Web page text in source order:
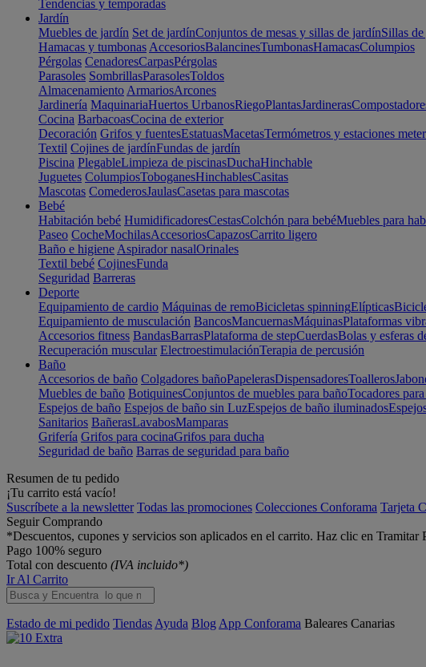
Tendencias y temporadas
Jardín
Muebles de jardín Set de jardínConjuntos de mesas y sillas de jardínSillas
Hamacas y tumbonas AccesoriosBalancinesTumbonasHamacasColumpios
Pérgolas CenadoresCarpasPérgolas
Parasoles SombrillasParasolesToldos
Almacenamiento ArmariosArcones
Jardinería MaquinariaHuertos UrbanosRiegoPlantasJardineras
Cocina BarbacoasCocina de exterior
Decoración Grifos y fuentesEstatuasMacetasTermómetros y estaciones
Textil Cojines de jardínFundas de jardín
Piscina PlegableLimpieza de piscinasDuchaHinchable
Juguetes ColumpiosToboganesHinchablesCasitas
Mascotas ComederosJaulasCasetas para mascotas
Bebé
Habitación bebé HumidificadoresCestasColchón para bebéMuebles para
Paseo CocheMochilasAccesoriosCapazosCarrito ligero
Baño e higiene Aspirador nasalOrinales
Textil bebé CojinesFunda
Seguridad Barreras
Deporte
Equipamiento de cardio Máquinas de remoBicicletas spinningElípticas
Equipamiento de musculación BancosMancuernasMáquinasPlataformas
Accesorios fitness BandasBarrasPlataforma de stepCuerdasBolas y esferas
Recuperación muscular ElectroestimulaciónTerapia de percusión
Baño
Accesorios de baño Colgadores bañoPapelerasDispensadoresToalleros
Muebles de baño BotiquinesConjuntos de muebles para bañoTocadores
Espejos de baño Espejos de baño sin LuzEspejos de baño iluminados
Sanitarios BañerasLavabosMamparas
Grifería Grifos para cocinaGrifos para ducha
Seguridad de baño Barras de seguridad para baño
Resumen de tu pedido
¡Tu carrito está vacío!
Suscríbete a la newsletter Todas las promociones Colecciones Conforama Tarjeta
Seguir Comprando
*Descuentos, cupones y servicios son aplicados en el carrito. Haz clic en Tramitar
Pago 100% seguro
Total con descuento (IVA incluido*)
Ir Al Carrito
Estado de mi pedido Tiendas Ayuda Blog App Conforama Baleares Canarias